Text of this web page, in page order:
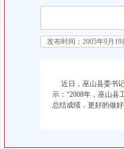
进出口权)
万 （增资）
商注册）
发布时间：2005年9月
近日，巫山县委书
示：“2008年，巫山
总结成绩，更好的做